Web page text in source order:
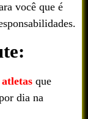
você que é
atletas que
dia na